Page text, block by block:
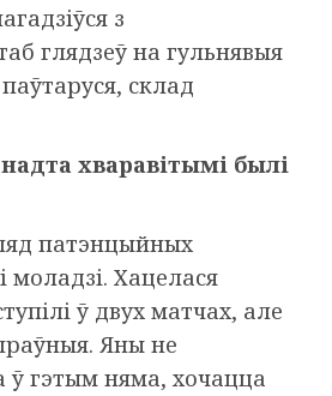
з
глядзеў на гульнявыя
склад
хваравітымі былі
патэнцыйных
моладзі. Хацелася
ў двух матчах, але
Яны не
ў гэтым няма, хочацца